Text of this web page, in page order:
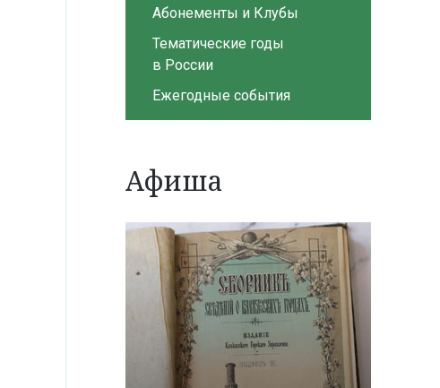
Абонементы и Клубы
Тематические годы
в России
Ежегодные события
Афиша